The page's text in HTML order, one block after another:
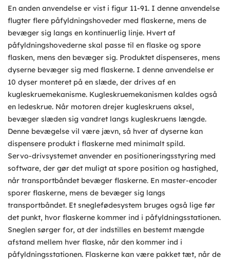
En anden anvendelse er vist i figur 11-91. I denne anvendelse
flugter flere påfyldningshoveder med flaskerne, mens de
bevæger sig langs en kontinuerlig linje. Hvert af
påfyldningshovederne skal passe til en flaske og spore
flasken, mens den bevæger sig. Produktet dispenseres, mens
dyserne bevæger sig med flaskerne. I denne anvendelse er
10 dyser monteret på en slæde, der drives af en
kugleskruemekanisme. Kugleskruemekanismen kaldes også
en ledeskrue. Når motoren drejer kugleskruens aksel,
bevæger slæden sig vandret langs kugleskruens længde.
Denne bevægelse vil være jævn, så hver af dyserne kan
dispensere produkt i flaskerne med minimalt spild.
Servo-drivsystemet anvender en positioneringsstyring med
software, der gør det muligt at spore position og hastighed,
når transportbåndet bevæger flaskerne. En master-encoder
sporer flaskerne, mens de bevæger sig langs
transportbåndet. Et sneglefødesystem bruges også lige før
det punkt, hvor flaskerne kommer ind i påfyldningsstationen.
Sneglen sørger for, at der indstilles en bestemt mængde
afstand mellem hver flaske, når den kommer ind i
påfyldningsstationen. Flaskerne kan være pakket tæt, når de